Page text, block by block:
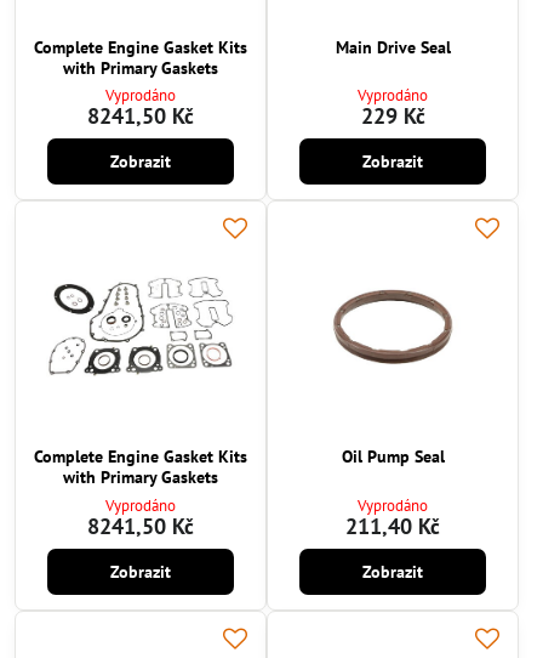
Complete Engine Gasket Kits
with Primary Gaskets
Vyprodáno
8241,50 Kč
Zobrazit
Main Drive Seal
Vyprodáno
229 Kč
Zobrazit
Complete Engine Gasket Kits
with Primary Gaskets
Vyprodáno
8241,50 Kč
Zobrazit
Oil Pump Seal
Vyprodáno
211,40 Kč
Zobrazit